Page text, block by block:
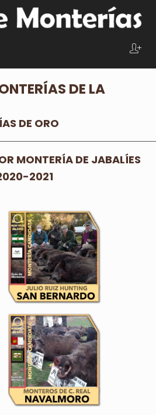
DE LA
DE ORO
MONTERÍA DE JABALÍES
2021